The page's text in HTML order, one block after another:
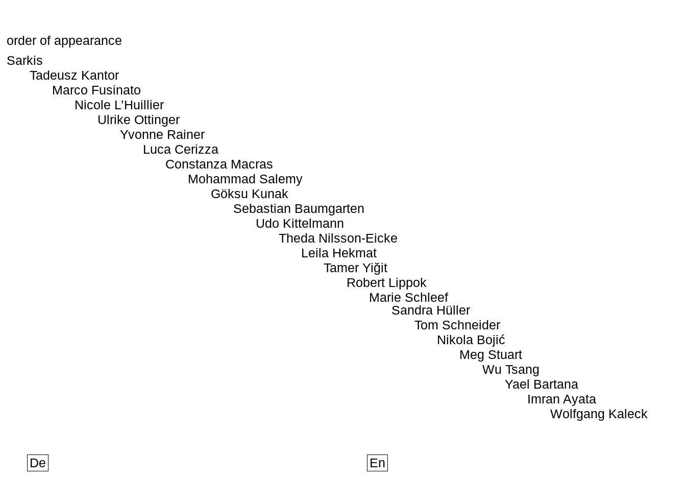
order of appearance
Sarkis
Tadeusz Kantor
Marco Fusinato
Nicole L’Huillier
Ulrike Ottinger
Yvonne Rainer
Luca Cerizza
Constanza Macras
Mohammad Salemy
Göksu Kunak
Sebastian Baumgarten
Udo Kittelmann
Theda Nilsson-Eicke
Leila Hekmat
Tamer Yiğit
Robert Lippok
Marie Schleef
Sandra Hüller
Tom Schneider
Nikola Bojić
Meg Stuart
Wu Tsang
Yael Bartana
Imran Ayata
Wolfgang Kaleck
De
En